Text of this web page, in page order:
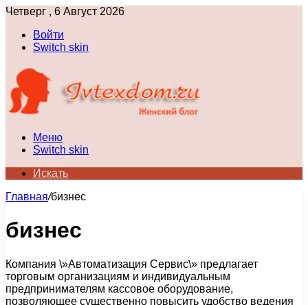
Четверг , 6 Август 2026
Войти
Switch skin
Меню
Switch skin
Искать
Главная/бизнес
бизнес
Компания \»Автоматизация Сервис\» предлагает
торговым организациям и индивидуальным
предпринимателям кассовое оборудование,
позволяющее существенно повысить удобство ведения